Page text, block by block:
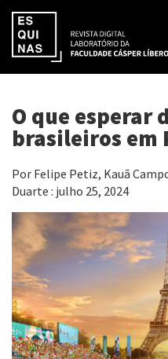
O que esperar
brasileiros em
Por Felipe Petiz, Kauã
Duarte : julho 25, 2024